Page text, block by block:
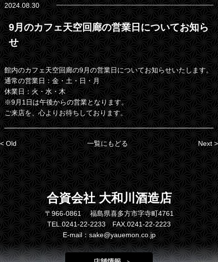
2024.08.30
9月のカフェ天空回廊の営業日についてお知ら
せ
館内のカフェ天空回廊の9月の営業日についてお知らせいたします。
通常の営業日：金・土・日・月
休業日：火・水・木
※9月1日は午後からの営業となります。
ご来店を、心よりお待ちしております。
< Old 一覧にもどる Next >
合資会社 大和川酒造店
〒966-0861 福島県喜多方市字寺町4761
TEL.0241-22-2233 FAX.0241-22-2223
E-mail：sake@yauemon.co.jp